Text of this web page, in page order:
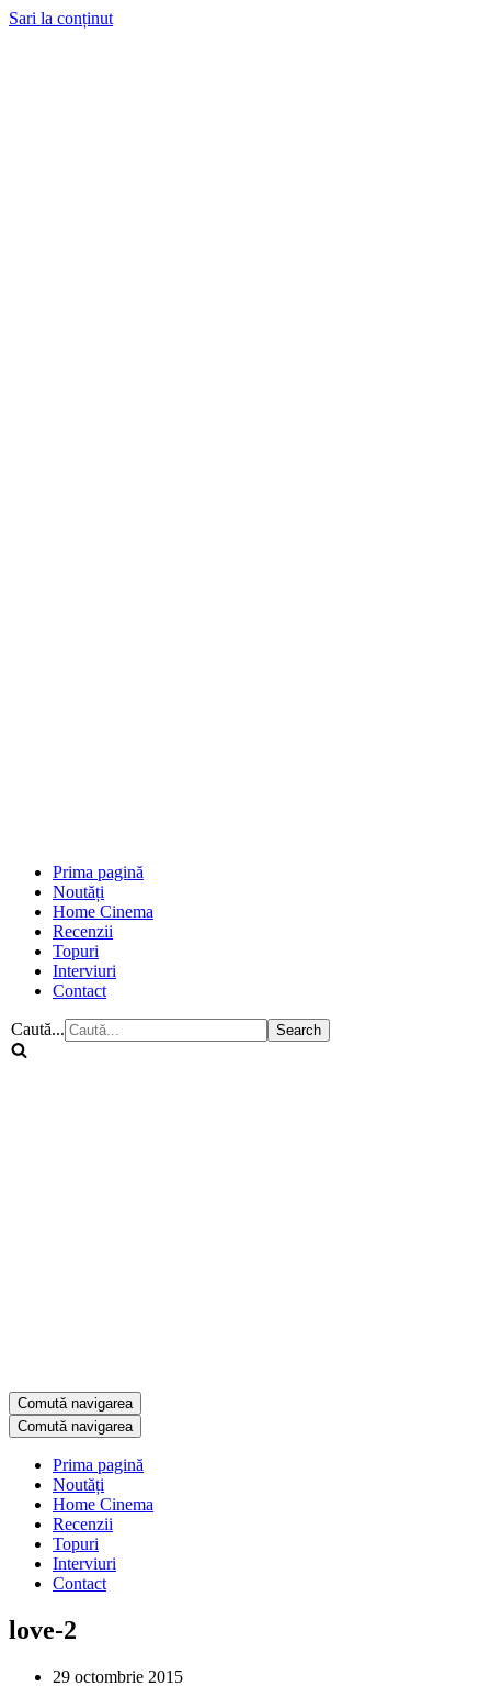
Sari la conținut
Prima pagină
Noutăți
Home Cinema
Recenzii
Topuri
Interviuri
Contact
Caută...
Comută navigarea
Comută navigarea
Prima pagină
Noutăți
Home Cinema
Recenzii
Topuri
Interviuri
Contact
love-2
29 octombrie 2015